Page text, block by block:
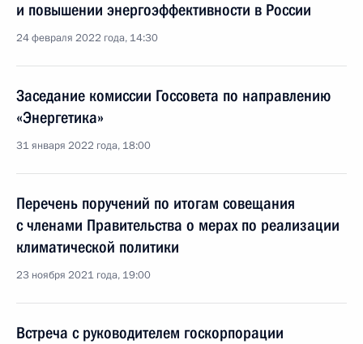
и повышении энергоэффективности в России
24 февраля 2022 года, 14:30
Заседание комиссии Госсовета по направлению
«Энергетика»
31 января 2022 года, 18:00
Перечень поручений по итогам совещания
с членами Правительства о мерах по реализации
климатической политики
23 ноября 2021 года, 19:00
Встреча с руководителем госкорпорации